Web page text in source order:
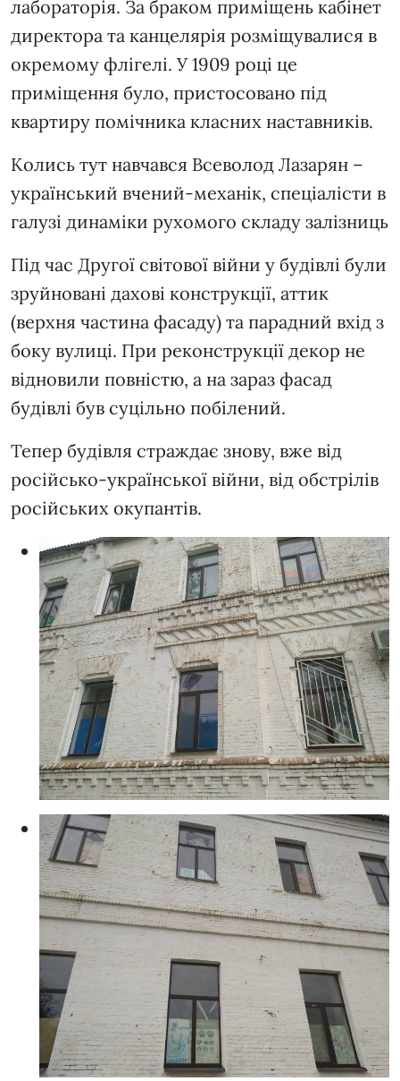
лабораторія. За браком приміщень кабінет
директора та канцелярія розміщувалися в
окремому флігелі. У 1909 році це
приміщення було, пристосовано під
квартиру помічника класних наставників.
Колись тут навчався Всеволод Лазарян –
український вчений-механік, спеціалісти в
галузі динаміки рухомого складу залізниць
Під час Другої світової війни у будівлі були
зруйновані дахові конструкції, аттик
(верхня частина фасаду) та парадний вхід з
боку вулиці. При реконструкції декор не
відновили повністю, а на зараз фасад
будівлі був суцільно побілений.
Тепер будівля страждає знову, вже від
російсько-української війни, від обстрілів
російських окупантів.